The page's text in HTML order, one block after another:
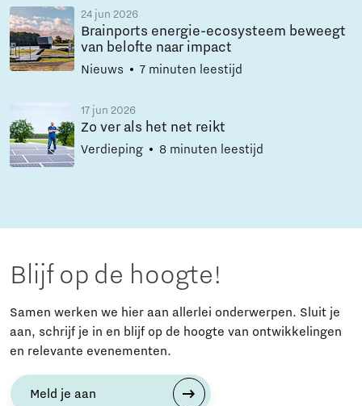
24 jun 2026
Brainports energie-ecosysteem beweegt
van belofte naar impact
Nieuws 7 minuten leestijd
17 jun 2026
Zo ver als het net reikt
Verdieping 8 minuten leestijd
Blijf op de hoogte!
Samen werken we hier aan allerlei onderwerpen. Sluit je
aan, schrijf je in en blijf op de hoogte van ontwikkelingen
en relevante evenementen.
Meld je aan